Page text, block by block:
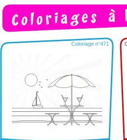
Coloriage n°471